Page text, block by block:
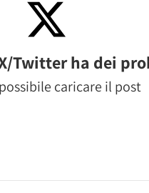
Twitter ha dei
caricare il post